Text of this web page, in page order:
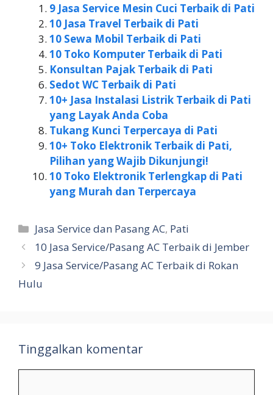
9 Jasa Service Mesin Cuci Terbaik di Pati
10 Jasa Travel Terbaik di Pati
10 Sewa Mobil Terbaik di Pati
10 Toko Komputer Terbaik di Pati
Konsultan Pajak Terbaik di Pati
Sedot WC Terbaik di Pati
10+ Jasa Instalasi Listrik Terbaik di Pati
yang Layak Anda Coba
Tukang Kunci Terpercaya di Pati
10+ Toko Elektronik Terbaik di Pati,
Pilihan yang Wajib Dikunjungi!
10 Toko Elektronik Terlengkap di Pati
yang Murah dan Terpercaya
Kategori
Jasa Service dan Pasang AC, Pati
10 Jasa Service/Pasang AC Terbaik di Jember
9 Jasa Service/Pasang AC Terbaik di Rokan
Hulu
Tinggalkan komentar